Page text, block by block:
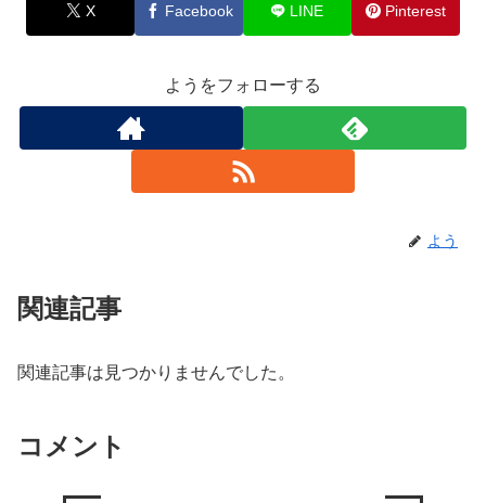
X Facebook LINE Pinterest
ようをフォローする
よう
関連記事
関連記事は見つかりませんでした。
コメント